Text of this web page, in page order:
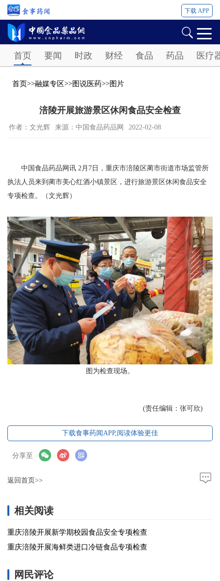
下载 APP
首页 要闻 时政 财经 食品 药品 医疗
首页>>融媒专区>>图说医药>>图片
涪陵开展旅游景区休闲食品安全检查
作者：文光辉 来源：中国食品药品网 2022-02-08
中国食品药品网讯 2月7日，重庆市涪陵区蔺市街道市场监管所
执法人员来到蔺市美心红酒小镇景区，进行旅游景区休闲食品安全
专项检查。（文光辉）
图为检查现场。
(责任编辑：张可欣)
下载食事药闻APP,阅读体验更佳
分享至
返回首页>>
相关阅读
重庆涪陵开展新学期校园食品安全专项检查
重庆涪陵开展海鲜类进口冷链食品专项检查
网民评论